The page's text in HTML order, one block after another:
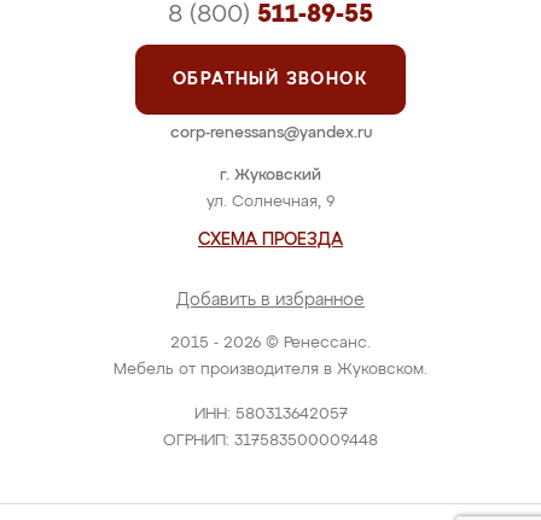
2015 - 2026 © Ренессанс.
Мебель от производителя в Жуковском.
ИНН: 580313642057
ОГРНИП: 317583500009448
г. Жуковский
ул. Солнечная, 9
СХЕМА ПРОЕЗДА
Добавить в избранное
8 (800) 511-89-55
ОБРАТНЫЙ ЗВОНОК
corp-renessans@yandex.ru